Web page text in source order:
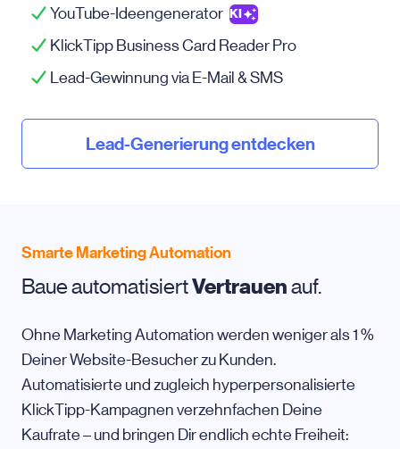
YouTube-Ideengenerator KI
KlickTipp Business Card Reader Pro
Lead-Gewinnung via E-Mail & SMS
Lead-Generierung entdecken
Smarte Marketing Automation
Baue automatisiertVertrauenauf.
Ohne Marketing Automation werden weniger als 1 %
Deiner Website-Besucher zu Kunden.
Automatisierte und zugleich hyperpersonalisierte
KlickTipp-Kampagnen verzehnfachen Deine
Kaufrate – und bringen Dir endlich echte Freiheit: